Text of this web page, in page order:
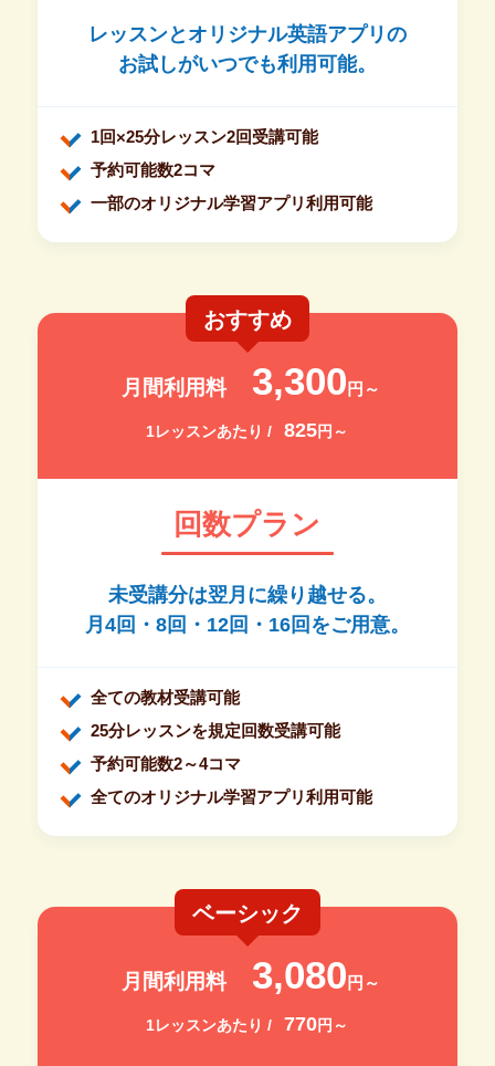
レッスンとオリジナル英語アプリの
お試しがいつでも利用可能。
1回×25分レッスン2回受講可能
予約可能数2コマ
一部のオリジナル学習アプリ利用可能
おすすめ
月間利用料 3,300 円～
1レッスンあたり / 825円～
回数プラン
未受講分は翌月に繰り越せる。
月4回・8回・12回・16回をご用意。
全ての教材受講可能
25分レッスンを規定回数受講可能
予約可能数2～4コマ
全てのオリジナル学習アプリ利用可能
ベーシック
月間利用料 3,080 円～
1レッスンあたり / 770円～